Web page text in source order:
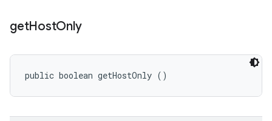
getHostOnly
public boolean getHostOnly ()